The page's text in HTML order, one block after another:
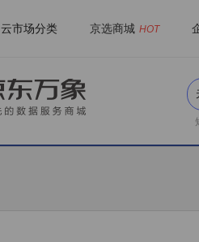
云市场分类 京选商城 HOT